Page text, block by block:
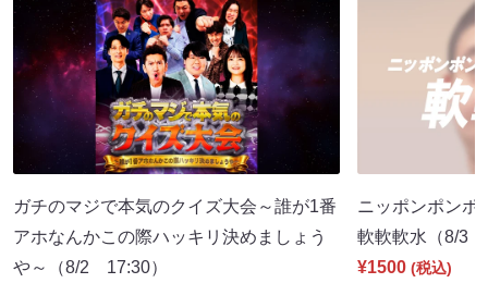
ガチのマジで本気のクイズ大会～誰が1番
アホなんかこの際ハッキリ決めましょう
や～（8/2 17:30）
ニッポンポンポ
軟軟軟水（8/3
¥1500 (税込)